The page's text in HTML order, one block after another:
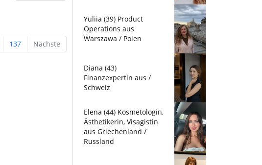
137 Nächste
Yuliia (39) Product
Operations aus
Warszawa / Polen
Diana (43)
Finanzexpertin aus /
Schweiz
Elena (44) Kosmetologin,
Ästhetikerin, Visagistin
aus Griechenland /
Russland